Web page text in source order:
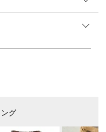
供することを目指し、生地のニ
グ